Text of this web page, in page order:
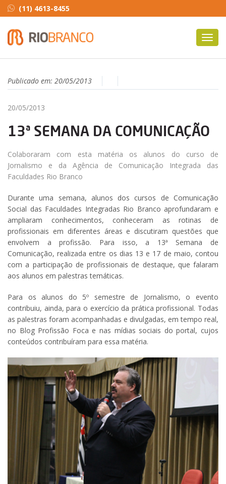
(11) 4613-8455
Publicado em: 20/05/2013
20/05/2013
13ª SEMANA DA COMUNICAÇÃO
Colaboraram com esta matéria os alunos do curso de
Jornalismo e da Agência de Comunicação Integrada das
Faculdades Rio Branco
Durante uma semana, alunos dos cursos de Comunicação
Social das Faculdades Integradas Rio Branco aprofundaram e
ampliaram conhecimentos, conheceram as rotinas de
profissionais em diferentes áreas e discutiram questões que
envolvem a profissão. Para isso, a 13ª Semana de
Comunicação, realizada entre os dias 13 e 17 de maio, contou
com a participação de profissionais de destaque, que falaram
aos alunos em palestras temáticas.
Para os alunos do 5º semestre de Jornalismo, o evento
contribuiu, ainda, para o exercício da prática profissional. Todas
as palestras foram acompanhadas e divulgadas, em tempo real,
no Blog Profissão Foca e nas mídias sociais do portal, cujos
conteúdos contribuíram para essa matéria.